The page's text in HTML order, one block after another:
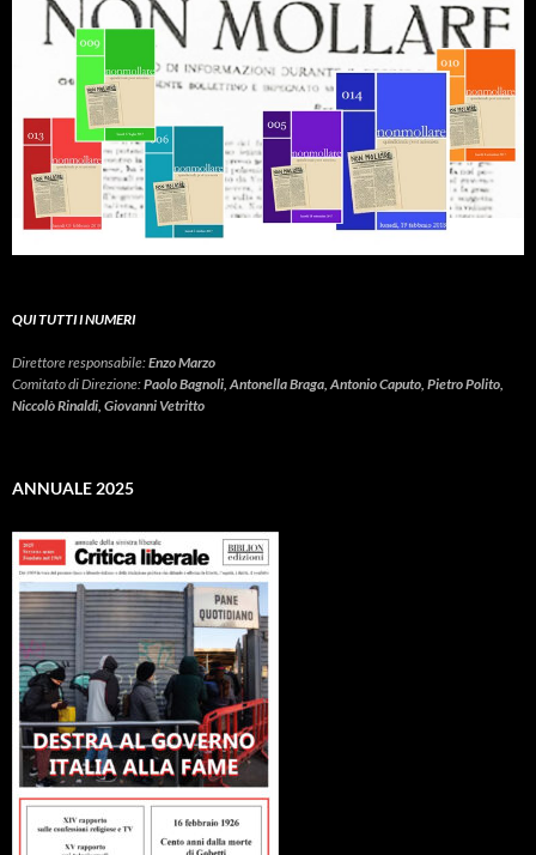
QUI TUTTI I NUMERI
Direttore responsabile:Enzo Marzo
Comitato di Direzione:Paolo Bagnoli, Antonella Braga, Antonio Caputo, Pietro Polito,
Niccolò Rinaldi, Giovanni Vetritto
ANNUALE 2025